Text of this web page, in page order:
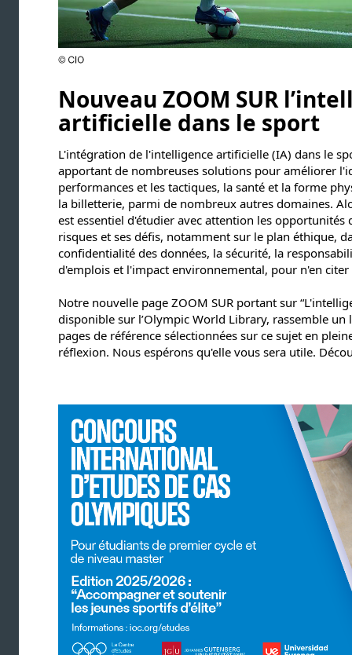
Nouveau ZOOM SUR
artificielle dans le sport
L'intégration de l'intelligence artificielle (IA) dans le
apportant de nombreuses solutions pour améliorer
performances et les tactiques, la santé et la forme
la billetterie, parmi de nombreux autres domaines.
est essentiel d'étudier avec attention les opportunités
risques et ses défis, notamment sur le plan éthique,
confidentialité des données, la sécurité, la
d'emplois et l'impact environnemental, pour n'en
Notre nouvelle page ZOOM SUR portant sur
disponible sur l’Olympic World Library, rassemble un
pages de référence sélectionnées sur ce sujet en
réflexion. Nous espérons qu'elle vous sera utile.